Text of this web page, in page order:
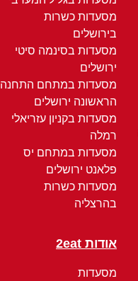
מסעדות כשרות
בירושלים
מסעדות בסינמה סיטי
ירושלים
מסעדות במתחם התחנה
הראשונה ירושלים
מסעדות בקניון עזריאלי
רמלה
מסעדות במתחם יס
פלאנט ירושלים
מסעדות כשרות
בהרצליה
אודות 2eat
מסעדות